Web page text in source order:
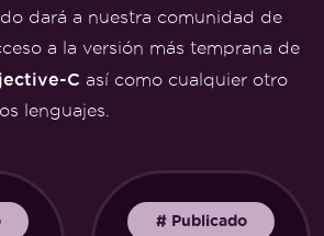
dará a nuestra comunidad de
a la versión más temprana de
C así como cualquier otro
lenguajes.
#Publicado